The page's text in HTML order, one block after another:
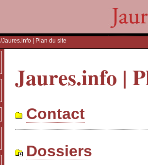
/Jaures.info | Plan du site
Jaures.info |
Contact
Dossiers